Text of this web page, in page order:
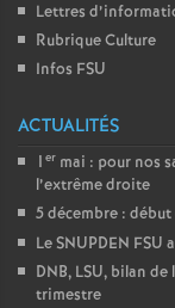
Lettres
Rubrique Culture
Infos FSU
ACTUALITÉS
1 er mai : pour nos
l’extrême droite
5 décembre :
Le SNUPDEN
DNB, LSU, bilan
trimestre